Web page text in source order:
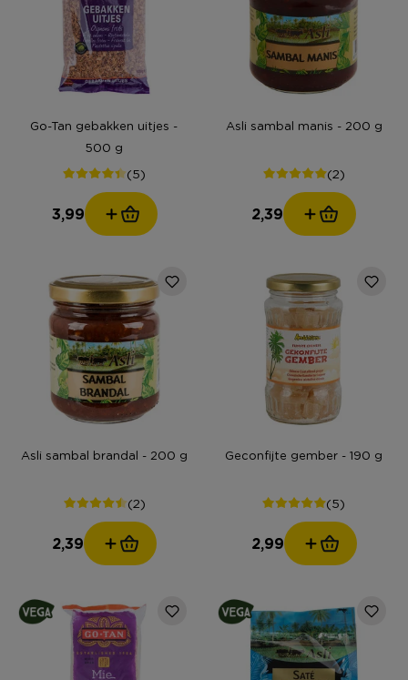
Go-Tan gebakken uitjes -
500 g
(5)
3,99
Asli sambal manis - 200 g
(2)
2,39
Asli sambal brandal - 200 g
(2)
2,39
Geconfijte gember - 190 g
(5)
2,99